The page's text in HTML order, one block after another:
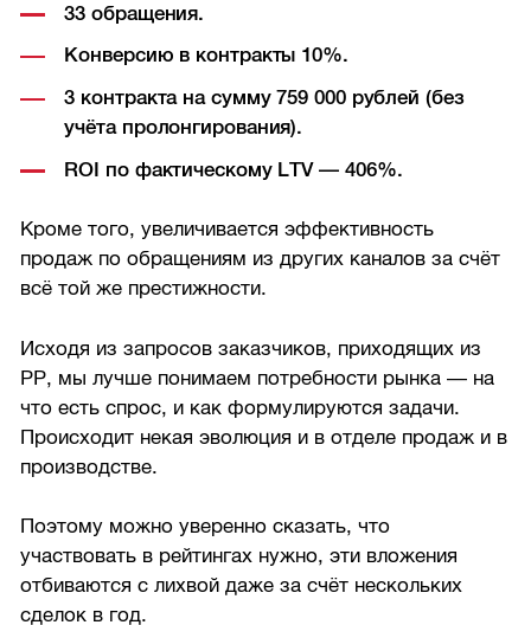
33 обращения.
Конверсию в контракты 10%.
3 контракта на сумму 759 000 рублей (без
учёта пролонгирования).
ROI по фактическому LTV — 406%.
Кроме того, увеличивается эффективность
продаж по обращениям из других каналов за счёт
всё той же престижности.
Исходя из запросов заказчиков, приходящих из
РР, мы лучше понимаем потребности рынка — на
что есть спрос, и как формулируются задачи.
Происходит некая эволюция и в отделе продаж и в
производстве.
Поэтому можно уверенно сказать, что
участвовать в рейтингах нужно, эти вложения
отбиваются с лихвой даже за счёт нескольких
сделок в год.